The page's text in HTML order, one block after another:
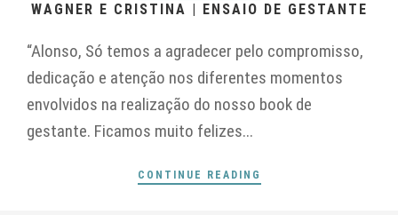
WAGNER E CRISTINA | ENSAIO DE GESTANTE
“Alonso, Só temos a agradecer pelo compromisso,
dedicação e atenção nos diferentes momentos
envolvidos na realização do nosso book de
gestante. Ficamos muito felizes...
CONTINUE READING